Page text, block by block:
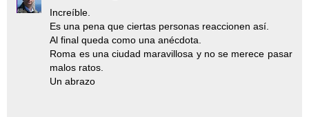
Increíble.
Es una pena que ciertas personas reaccionen así.
Al final queda como una anécdota.
Roma es una ciudad maravillosa y no se merece pasar
malos ratos.
Un abrazo